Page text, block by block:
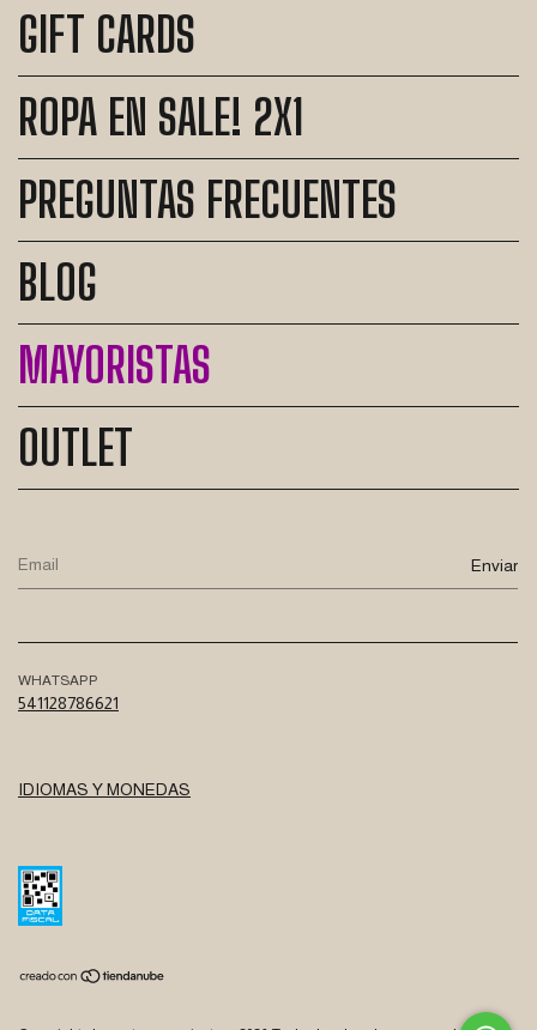
GIFT CARDS
ROPA EN SALE! 2X1
PREGUNTAS FRECUENTES
BLOG
MAYORISTAS
OUTLET
WHATSAPP
541128786621
IDIOMAS Y MONEDAS